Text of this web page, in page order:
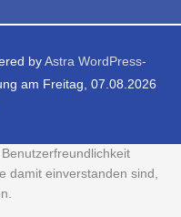
by Astra WordPress-
am Freitag, 07.08.2026
damit einverstanden sind,